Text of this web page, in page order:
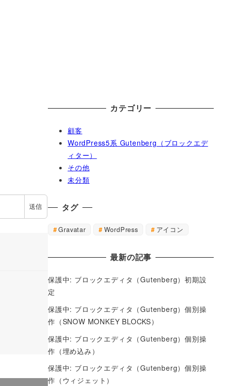
カテゴリー
顧客
WordPress5系 Gutenberg（ブロックエデ
ィター）
その他
未分類
タグ
Gravatar WordPress アイコン
最新の記事
保護中: ブロックエディタ（Gutenberg）初期設
定
保護中: ブロックエディタ（Gutenberg）個別操
作（SNOW MONKEY BLOCKS）
保護中: ブロックエディタ（Gutenberg）個別操
作（埋め込み）
保護中: ブロックエディタ（Gutenberg）個別操
作（ウィジェット）